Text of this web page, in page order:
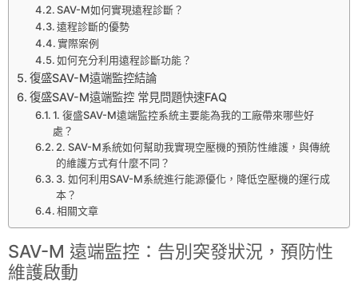
SAV-M如何實現遠程診斷？
遠程診斷的優勢
實際案例
如何充分利用遠程診斷功能？
復盛SAV-M遠端監控結論
復盛SAV-M遠端監控 常見問題快速FAQ
1. 復盛SAV-M遠端監控系統主要能為我的工廠帶來哪些好
處？
2. SAV-M系統如何幫助我實現空壓機的預防性維護，與傳統
的維護方式有什麼不同？
3. 如何利用SAV-M系統進行能源優化，降低空壓機的運行成
本？
相關文章
SAV-M 遠端監控：告別突發狀況，預防性
維護啟動